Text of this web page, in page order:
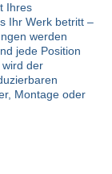
Ihres
Ihr Werk betritt –
werden
jede Position
der
Montage oder